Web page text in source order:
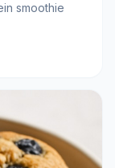
smoothie